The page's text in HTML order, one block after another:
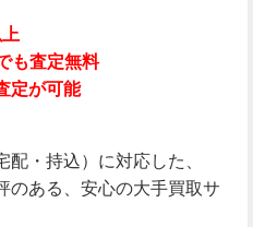
も査定無料
定が可能
・持込）に対応した、
のある、安心の大手買取サ